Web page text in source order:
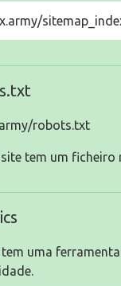
robots.txt
tem um ficheiro
uma